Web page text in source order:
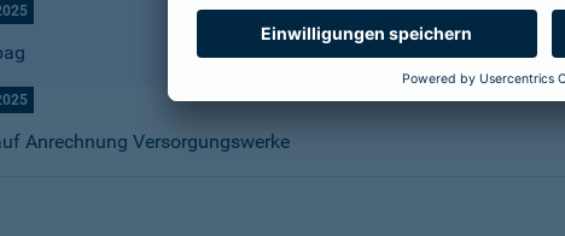
Anrechnung Versorgungswerke